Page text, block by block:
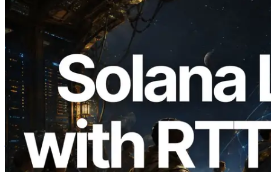
2026.08.05
ERPC 扩展 Solana Leader Slot API：新
增全球 7 个区域的 Ping 测量，Validators
Information API 同步上线